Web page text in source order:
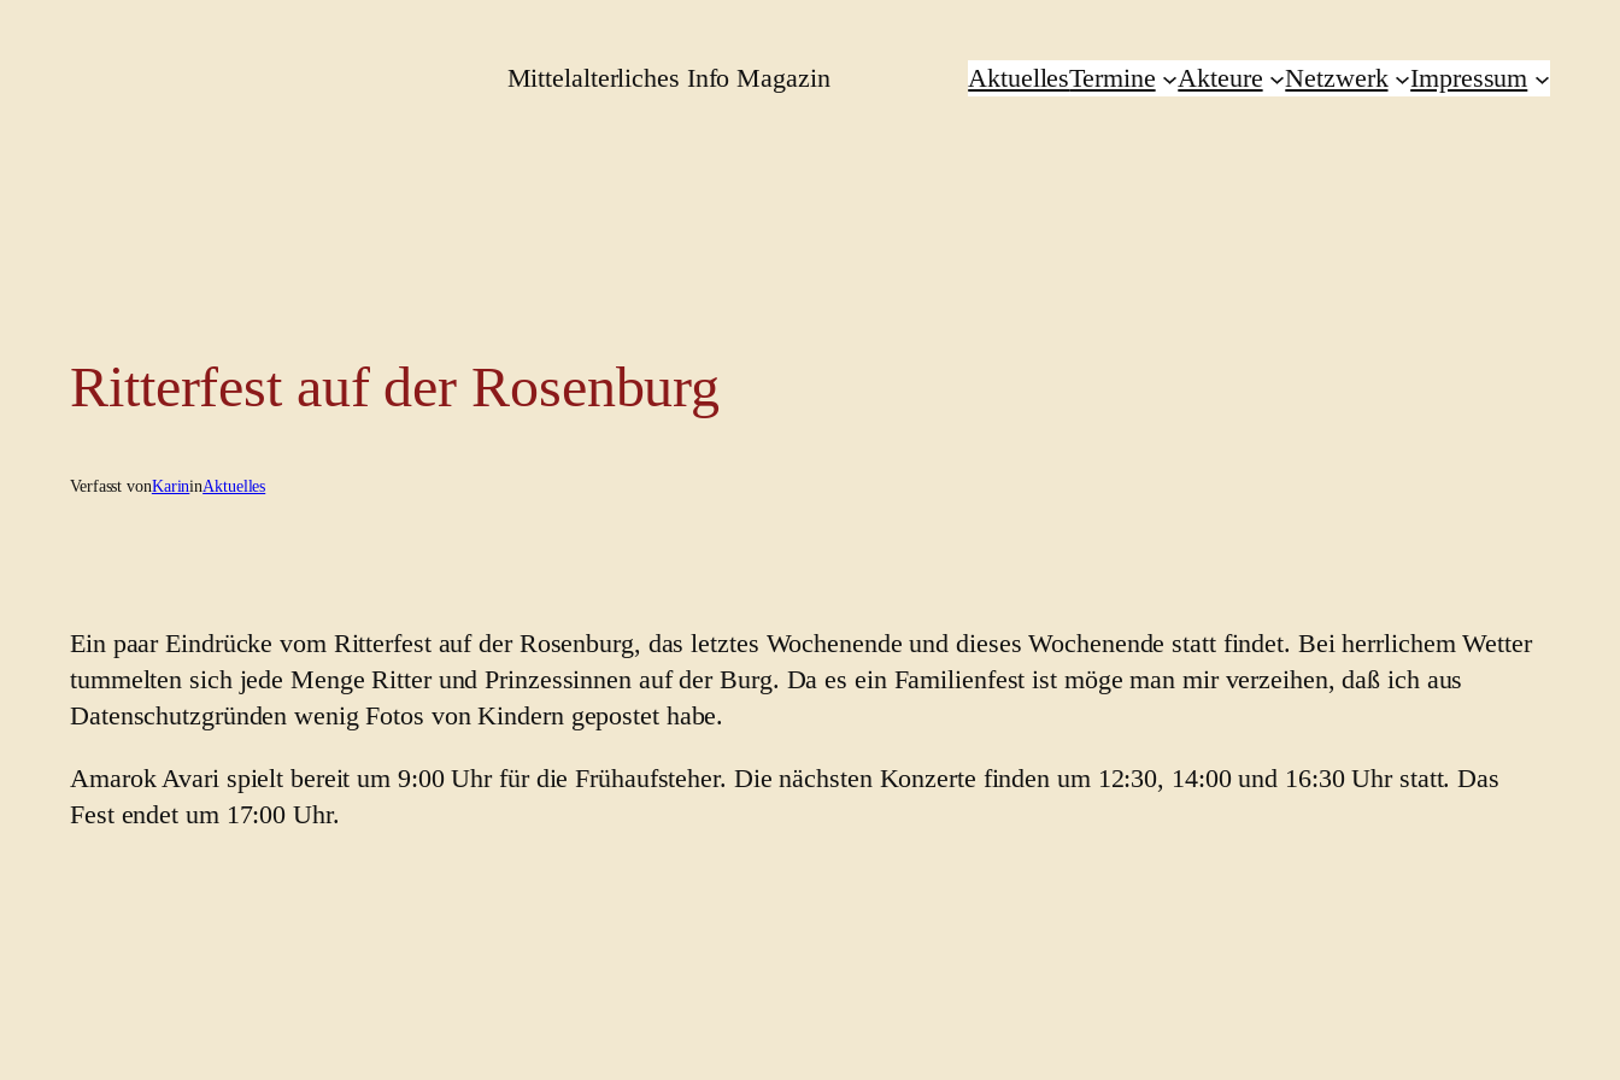
Mittelalterliches Info Magazin AktuellesTermine Akteure Netzwerk Impressum
Ritterfest auf der Rosenburg
Verfasst vonKarininAktuelles
Ein paar Eindrücke vom Ritterfest auf der Rosenburg, das letztes Wochenende und dieses Wochenende statt findet. Bei herrlichem Wetter
tummelten sich jede Menge Ritter und Prinzessinnen auf der Burg. Da es ein Familienfest ist möge man mir verzeihen, daß ich aus
Datenschutzgründen wenig Fotos von Kindern gepostet habe.
Amarok Avari spielt bereit um 9:00 Uhr für die Frühaufsteher. Die nächsten Konzerte finden um 12:30, 14:00 und 16:30 Uhr statt. Das
Fest endet um 17:00 Uhr.